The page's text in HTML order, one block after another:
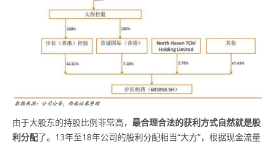
由于大股东的持股比例非常高， 最合理合法的获利方式自然就是股
利分配了。13年至18年公司的股利分配相当“大方”，根据现金流量